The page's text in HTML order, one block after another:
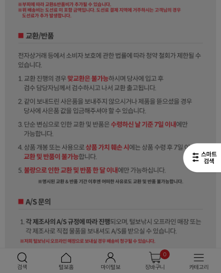
검색 털보홈 마이털보
0
장바구니
카테고리